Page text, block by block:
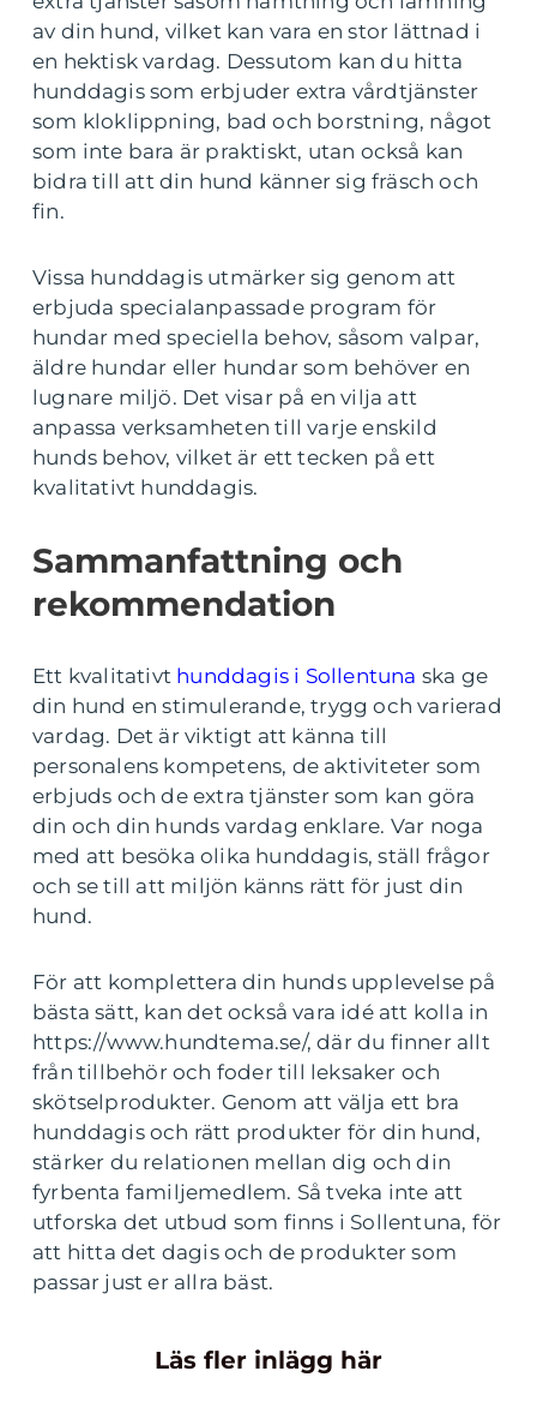
av din hund, vilket kan vara en stor lättnad i
en hektisk vardag. Dessutom kan du hitta
hunddagis som erbjuder extra vårdtjänster
som kloklippning, bad och borstning, något
som inte bara är praktiskt, utan också kan
bidra till att din hund känner sig fräsch och
fin.
Vissa hunddagis utmärker sig genom att
erbjuda specialanpassade program för
hundar med speciella behov, såsom valpar,
äldre hundar eller hundar som behöver en
lugnare miljö. Det visar på en vilja att
anpassa verksamheten till varje enskild
hunds behov, vilket är ett tecken på ett
kvalitativt hunddagis.
Sammanfattning och
rekommendation
Ett kvalitativt hunddagis i Sollentuna ska ge
din hund en stimulerande, trygg och varierad
vardag. Det är viktigt att känna till
personalens kompetens, de aktiviteter som
erbjuds och de extra tjänster som kan göra
din och din hunds vardag enklare. Var noga
med att besöka olika hunddagis, ställ frågor
och se till att miljön känns rätt för just din
hund.
För att komplettera din hunds upplevelse på
bästa sätt, kan det också vara idé att kolla in
https://www.hundtema.se/, där du finner allt
från tillbehör och foder till leksaker och
skötselprodukter. Genom att välja ett bra
hunddagis och rätt produkter för din hund,
stärker du relationen mellan dig och din
fyrbenta familjemedlem. Så tveka inte att
utforska det utbud som finns i Sollentuna, för
att hitta det dagis och de produkter som
passar just er allra bäst.
Läs fler inlägg här